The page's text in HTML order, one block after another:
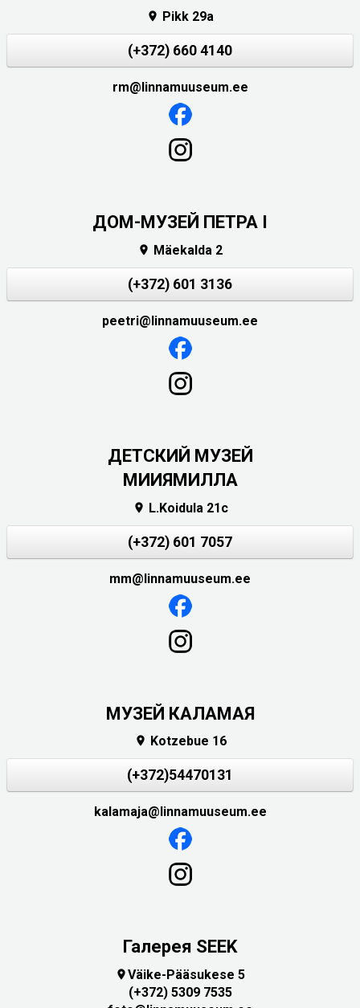
 Pikk 29a
(+372) 660 4140
rm@linnamuuseum.ee
ДОМ-МУЗЕЙ ПЕТРА I
 Mäekalda 2
(+372) 601 3136
peetri@linnamuuseum.ee
ДЕТСКИЙ МУЗЕЙ
МИИЯМИЛЛА
 L.Koidula 21c
(+372) 601 7057
mm@linnamuuseum.ee
МУЗЕЙ КАЛАМАЯ
 Kotzebue 16
(+372)54470131
kalamaja@linnamuuseum.ee
Галерея SEEK
Väike-Pääsukese 5
(+372) 5309 7535